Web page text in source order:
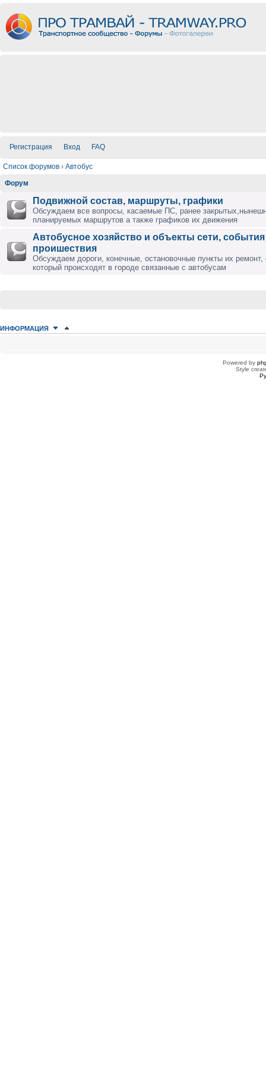
Регистрация Вход FAQ
Список форумов › Автобус
Форум
Подвижной состав, маршруты, графики
Обсуждаем все вопросы, касаемые ПС, ранее
планируемых маршрутов а также графиков их движения
Автобусное хозяйство и объекты сети,
проишествия
Обсуждаем дороги, конечные, остановочные пункты их ремонт,
который происходят в городе связанные с автобусам
ИНФОРМАЦИЯ
Сейчас этот форум просматривают: нет зарегистрированных пользователейPowered by
Style